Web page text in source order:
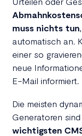
muss nichts tun
automatisch an.
einer so
neue
E-Mail informiert.
Die meisten
Generatoren sind
wichtigsten